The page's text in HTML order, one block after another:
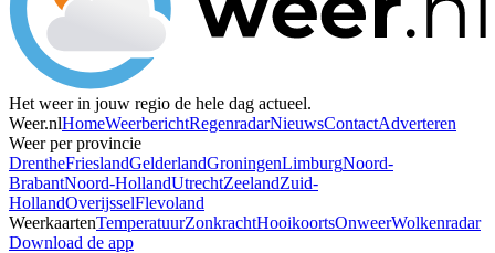
Het weer in jouw regio de hele dag actueel.
Weer.nlHomeWeerberichtRegenradarNieuwsContactAdverteren
Weer per provincie
DrentheFrieslandGelderlandGroningenLimburgNoord-
BrabantNoord-HollandUtrechtZeelandZuid-
HollandOverijsselFlevoland
WeerkaartenTemperatuurZonkrachtHooikoortsOnweerWolkenradar
Download de app